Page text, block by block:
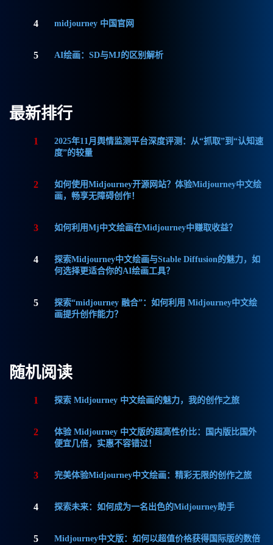
4 midjourney 中国官网
5 AI绘画：SD与MJ的区别解析
最新排行
1
2025年11月舆情监测平台深度评测：从“抓取”到“认知速
度”的较量
2
如何使用Midjourney开源网站？体验Midjourney中文绘
画，畅享无障碍创作！
3 如何利用Mj中文绘画在Midjourney中赚取收益？
4
探索Midjourney中文绘画与Stable Diffusion的魅力，如
何选择更适合你的AI绘画工具？
5
探索“midjourney 融合”：如何利用 Midjourney中文绘
画提升创作能力？
随机阅读
1 探索 Midjourney 中文绘画的魅力，我的创作之旅
2
体验 Midjourney 中文版的超高性价比：国内版比国外
便宜几倍，实惠不容错过！
3 完美体验Midjourney中文绘画：精彩无限的创作之旅
4 探索未来：如何成为一名出色的Midjourney助手
5 Midjourney中文版：如何以超值价格获得国际版的数倍